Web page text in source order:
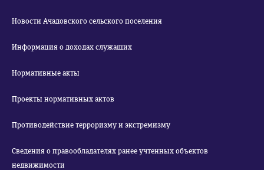
Новости Ачадовского сельского поселения
Информация о доходах служащих
Нормативные акты
Проекты нормативных актов
Противодействие терроризму и экстремизму
Сведения о правообладателях ранее учтенных объектов
недвижимости